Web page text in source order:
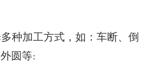
种加工方式，如：车断、倒
圆等: